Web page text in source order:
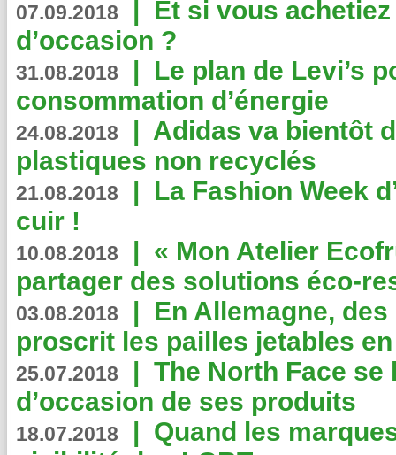
07.09.2018 | Et si vous
d’occasion ?
31.08.2018 | Le plan de Levi’s
consommation d’énergie
24.08.2018 | Adidas va bientôt
plastiques non recyclés
21.08.2018 | La Fashion Week
cuir !
10.08.2018 | « Mon Atelier
partager des solutions éco-
03.08.2018 | En Allemagne,
proscrit les pailles jetables
25.07.2018 | The North Face se
d’occasion de ses produits
18.07.2018 | Quand les